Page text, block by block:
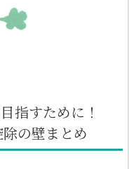
指すために！
の壁まとめ